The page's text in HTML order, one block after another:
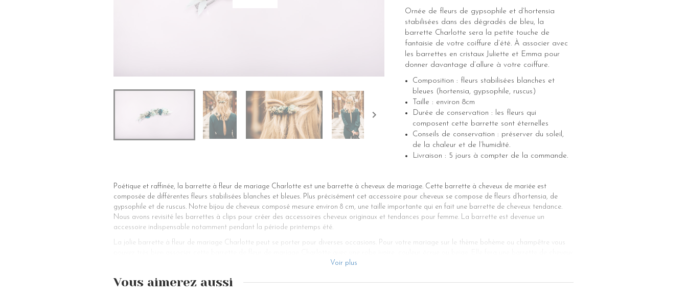
Ornée de fleurs de gypsophile et d’hortensia
stabilisées dans des dégradés de bleu, la
barrette Charlotte sera la petite touche de
fantaisie de votre coiffure d’été. À associer avec
les barrettes en cristaux Juliette et Emma pour
donner davantage d’allure à votre coiffure.
Composition : fleurs stabilisées blanches et
bleues (hortensia, gypsophile, ruscus)
Taille : environ 8cm
Durée de conservation : les fleurs qui
composent cette barrette sont éternelles
Conseils de conservation : préserver du soleil,
de la chaleur et de l’humidité.
Livraison : 5 jours à compter de la commande.
Poétique et raffinée, la barrette à fleur de mariage Charlotte est une barrette à cheveux de mariage. Cette barrette à cheveux de mariée est
composée de différentes fleurs stabilisées blanches et bleues. Plus précisément cet accessoire pour cheveux se compose de fleurs d’hortensia, de
gypsophile et de ruscus. Notre bijou de cheveux composé mesure environ 8 cm, une taille importante qui en fait une barrette de cheveux tendance.
Nous avons revisité les barrettes à clips pour créer des accessoires cheveux originaux et tendances pour femme. La barrette est devenue un
accessoire indispensable notamment pendant la période printemps été.
La jolie barrette à fleur de mariage Charlotte peut se porter pour diverses occasions. Pour votre mariage sur le thème bohème ou champêtre vous
de mariée adéquate pour une coiffure de mariée mais pourra également se porter dans la vie de tous les jours comme une simple barrette à cheveux
coiffure de soirée ou pour les fêtes. Vous pouvez personnaliser et offrir un cadeau fait main pour sublimer la chevelure de votre amie. Pour des
Voir plus
Vous aimerez aussi